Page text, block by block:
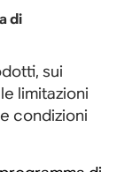
di
sui
limitazioni
condizioni